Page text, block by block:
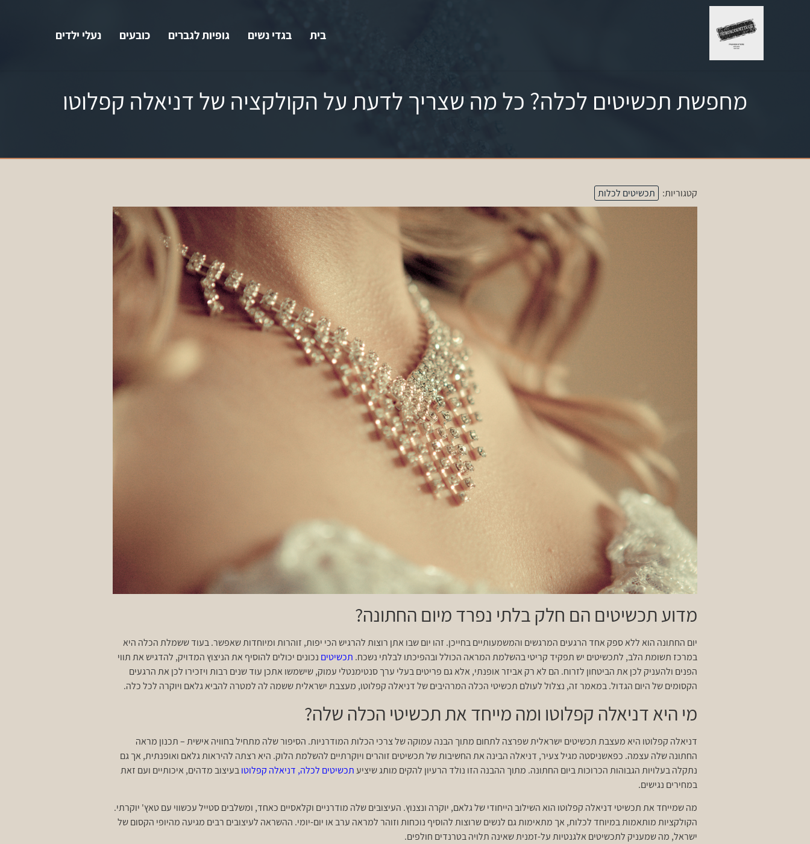
בית בגדי נשים גופיות לגברים כובעים נעלי ילדים
מחפשת תכשיטים לכלה? כל מה שצריך לדעת על הקולקציה של דניאלה קפלוטו
קטגוריות: תכשיטים לכלות
מדוע תכשיטים הם חלק בלתי נפרד מיום החתונה?
יום החתונה הוא ללא ספק אחד הרגעים המרגשים והמשמעותיים בחייכן. זהו יום שבו אתן רוצות להרגיש הכי יפות, זוהרות ומיוחדות שאפשר. בעוד ששמלת הכלה היא
במרכז תשומת הלב, לתכשיטים יש תפקיד קריטי בהשלמת המראה הכולל ובהפיכתו לבלתי נשכח. תכשיטים נכונים יכולים להוסיף את הניצוץ המדויק, להדגיש את תווי
הפנים ולהעניק לכן את הביטחון לזרוח. הם לא רק אביזר אופנתי, אלא גם פריטים בעלי ערך סנטימנטלי עמוק, שישמשו אתכן עוד שנים רבות ויזכירו לכן את הרגעים
הקסומים של היום הגדול. במאמר זה, נצלול לעולם תכשיטי הכלה המרהיבים של דניאלה קפלוטו, מעצבת ישראלית ששמה לה למטרה להביא גלאם ויוקרה לכל כלה.
מי היא דניאלה קפלוטו ומה מייחד את תכשיטי הכלה שלה?
דניאלה קפלוטו היא מעצבת תכשיטים ישראלית שפרצה לתחום מתוך הבנה עמוקה של צרכי הכלות המודרניות. הסיפור שלה מתחיל בחוויה אישית – תכנון מראה
החתונה שלה עצמה. כפאשניסטה מגיל צעיר, דניאלה הבינה את החשיבות של תכשיטים זוהרים ויוקרתיים להשלמת הלוק. היא רצתה להיראות גלאם ואופנתית, אך גם
נתקלה בעלויות הגבוהות הכרוכות ביום החתונה. מתוך ההבנה הזו נולד הרעיון להקים מותג שיציעתכשיטים לכלה, דניאלה קפלוטובעיצוב מדהים, איכותיים ועם זאת
במחירים נגישים.
מה שמייחד את תכשיטי דניאלה קפלוטו הוא השילוב הייחודי של גלאם, יוקרה ונצנוץ. העיצובים שלה מודרניים וקלאסיים כאחד, ומשלבים סטייל עכשווי עם טאץ' יוקרתי.
הקולקציות מותאמות במיוחד לכלות, אך מתאימות גם לנשים שרוצות להוסיף נוכחות וזוהר למראה ערב או יום-יומי. ההשראה לעיצובים רבים מגיעה מהיופי הקסום של
ישראל, מה שמעניק לתכשיטים אלגנטיות על-זמנית שאינה תלויה בטרנדים חולפים.